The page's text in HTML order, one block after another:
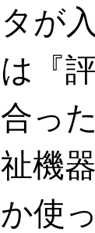
タが
は『
合っ
祉機
か使